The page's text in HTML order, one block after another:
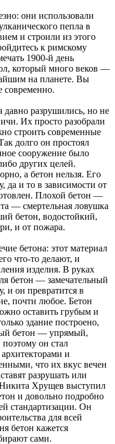
они использовали
пепла в
и строили из этого
к римскому
1900-й день
который много веков —
на планете. Вы
современно.
разрушились, но не
Их просто разобрали
строить современные
долго он простоял
сооружение было
других целей.
а бетон нельзя. Его
да и то в зависимости от
Плохой бетон —
— смертельная ловушка
бетон, водостойкий,
и от пожара.
бетона: этот материал
что-то делают, и
изделия. В руках
бетон — замечательный
и он превратится в
почти любое. Бетон
оставить грубым и
здание построено,
бетон — упрямый,
он стал
и
что их вкус вечен
разрушать или
Никита Хрущев выступил
и довольно подробно
стандартизации. Он
для всей
бетон кажется
сами.